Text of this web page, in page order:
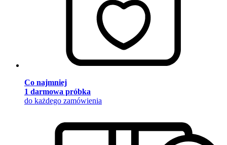
Co najmniej
1 darmowa próbka
do każdego zamówienia